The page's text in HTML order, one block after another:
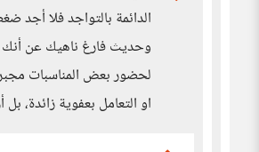
الدائمة بالتواجد فلا أجد
وحديث فارغ ناهيك عن أنك
لحضور بعض المناسبات
او التعامل بعفوية